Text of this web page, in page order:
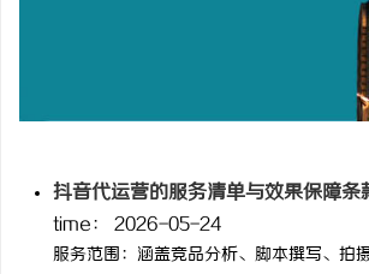
抖音代运营的服务清单与效果保障条
time：
2026-05-24
服务范围：涵盖竞品分析、脚本撰写、拍